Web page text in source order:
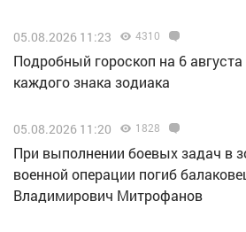
05.08.2026 11:23 4310
Подробный гороскоп на 6
каждого знака зодиака
05.08.2026 11:20 1828
При выполнении боевых задач в
военной операции погиб
Владимирович Митрофанов